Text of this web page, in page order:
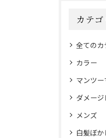
カテ
全てのカ
カラー
マンツー
ダメージ
メンズ
白髪ぼか